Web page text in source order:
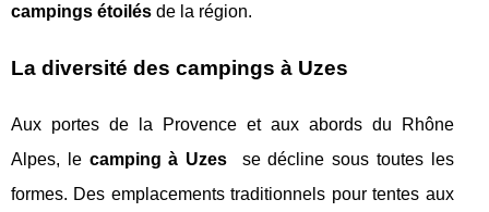
campings étoilés de la région.
La diversité des campings à Uzes
Aux portes de la Provence et aux abords du Rhône
Alpes, le camping à Uzes
se décline sous toutes les
formes. Des emplacements traditionnels pour tentes aux